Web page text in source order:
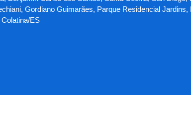
Gordiano Guimarães, Parque Residencial
ES